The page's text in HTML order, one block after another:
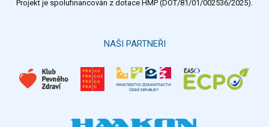
Projekt je spolufinancován z dotace HMP (DOT/81/01/002536/2025).
NAŠI PARTNEŘI